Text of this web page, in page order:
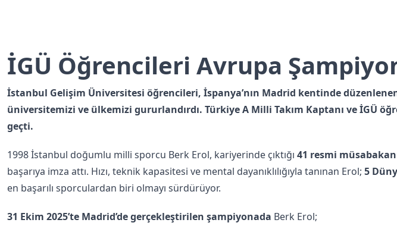
İGÜ Öğrencileri Avrupa
İstanbul Gelişim Üniversitesi öğrencileri, İspanya’nın Madrid kentinde
üniversitemizi ve ülkemizi gururlandırdı. Türkiye A Milli Takım Kaptanı ve İGÜ
geçti.
1998 İstanbul doğumlu milli sporcu Berk Erol, kariyerinde çıktığı 41 resmi
başarıya imza attı. Hızı, teknik kapasitesi ve mental dayanıklılığıyla tanınan Erol; 5
en başarılı sporculardan biri olmayı sürdürüyor.
31 Ekim 2025’te Madrid’de gerçekleştirilen şampiyonada Berk Erol;